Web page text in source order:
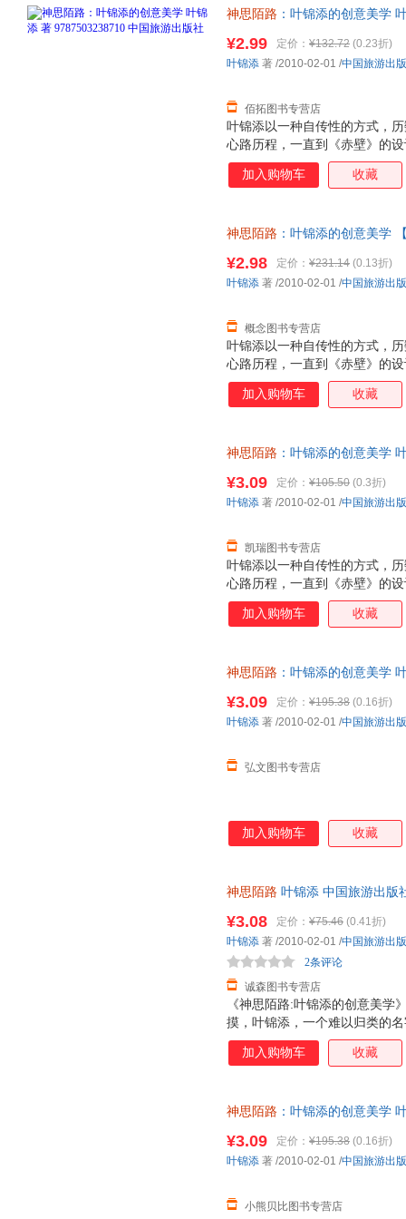
神思陌路 ：叶锦添的创意美学
叶锦添以一种自传性的方式，
心路历程，一直到《赤壁》的
叶锦添提出“告别文字、图像胜
经验中指出，未来世界里，“
木板隔问出租公寓里，但坚持
¥2.99 定价： ¥132.72 (0.23折)
佰拓图书专营店
叶锦添 著 /2010-02-01 /中国旅游出
加入购物车 收藏
神思陌路 ：叶锦添的创意美学
叶锦添以一种自传性的方式，
心路历程，一直到《赤壁》的
叶锦添提出“告别文字、图像胜
经验中指出，未来世界里，“
木板隔问出租公寓里，但坚持
¥2.98 定价： ¥231.14 (0.13折)
概念图书专营店
叶锦添 著 /2010-02-01 /中国旅游出
加入购物车 收藏
神思陌路 ：叶锦添的创意美学
叶锦添以一种自传性的方式，
心路历程，一直到《赤壁》的
叶锦添提出“告别文字、图像胜
经验中指出，未来世界里，“
木板隔问出租公寓里，但坚持
¥3.09 定价： ¥105.50 (0.3折)
凯瑞图书专营店
叶锦添 著 /2010-02-01 /中国旅游出
加入购物车 收藏
神思陌路 ：叶锦添的创意美学
¥3.09 定价： ¥195.38 (0.16折)
弘文图书专营店
叶锦添 著 /2010-02-01 /中国旅游出
加入购物车 收藏
神思陌路 叶锦添 中国旅游出版
《神思陌路:叶锦添的创意美学
摸，叶锦添，一个难以归类的
学？重量级推荐（按姓氏笔划
森、蔡康永等。奥斯卡 美术设
¥3.08 定价： ¥75.46 (0.41折)
诚森图书专营店
2条评论
叶锦添 著 /2010-02-01 /中国旅游出
加入购物车 收藏
神思陌路 ：叶锦添的创意美学
¥3.09 定价： ¥195.38 (0.16折)
小熊贝比图书专营店
叶锦添 著 /2010-02-01 /中国旅游出